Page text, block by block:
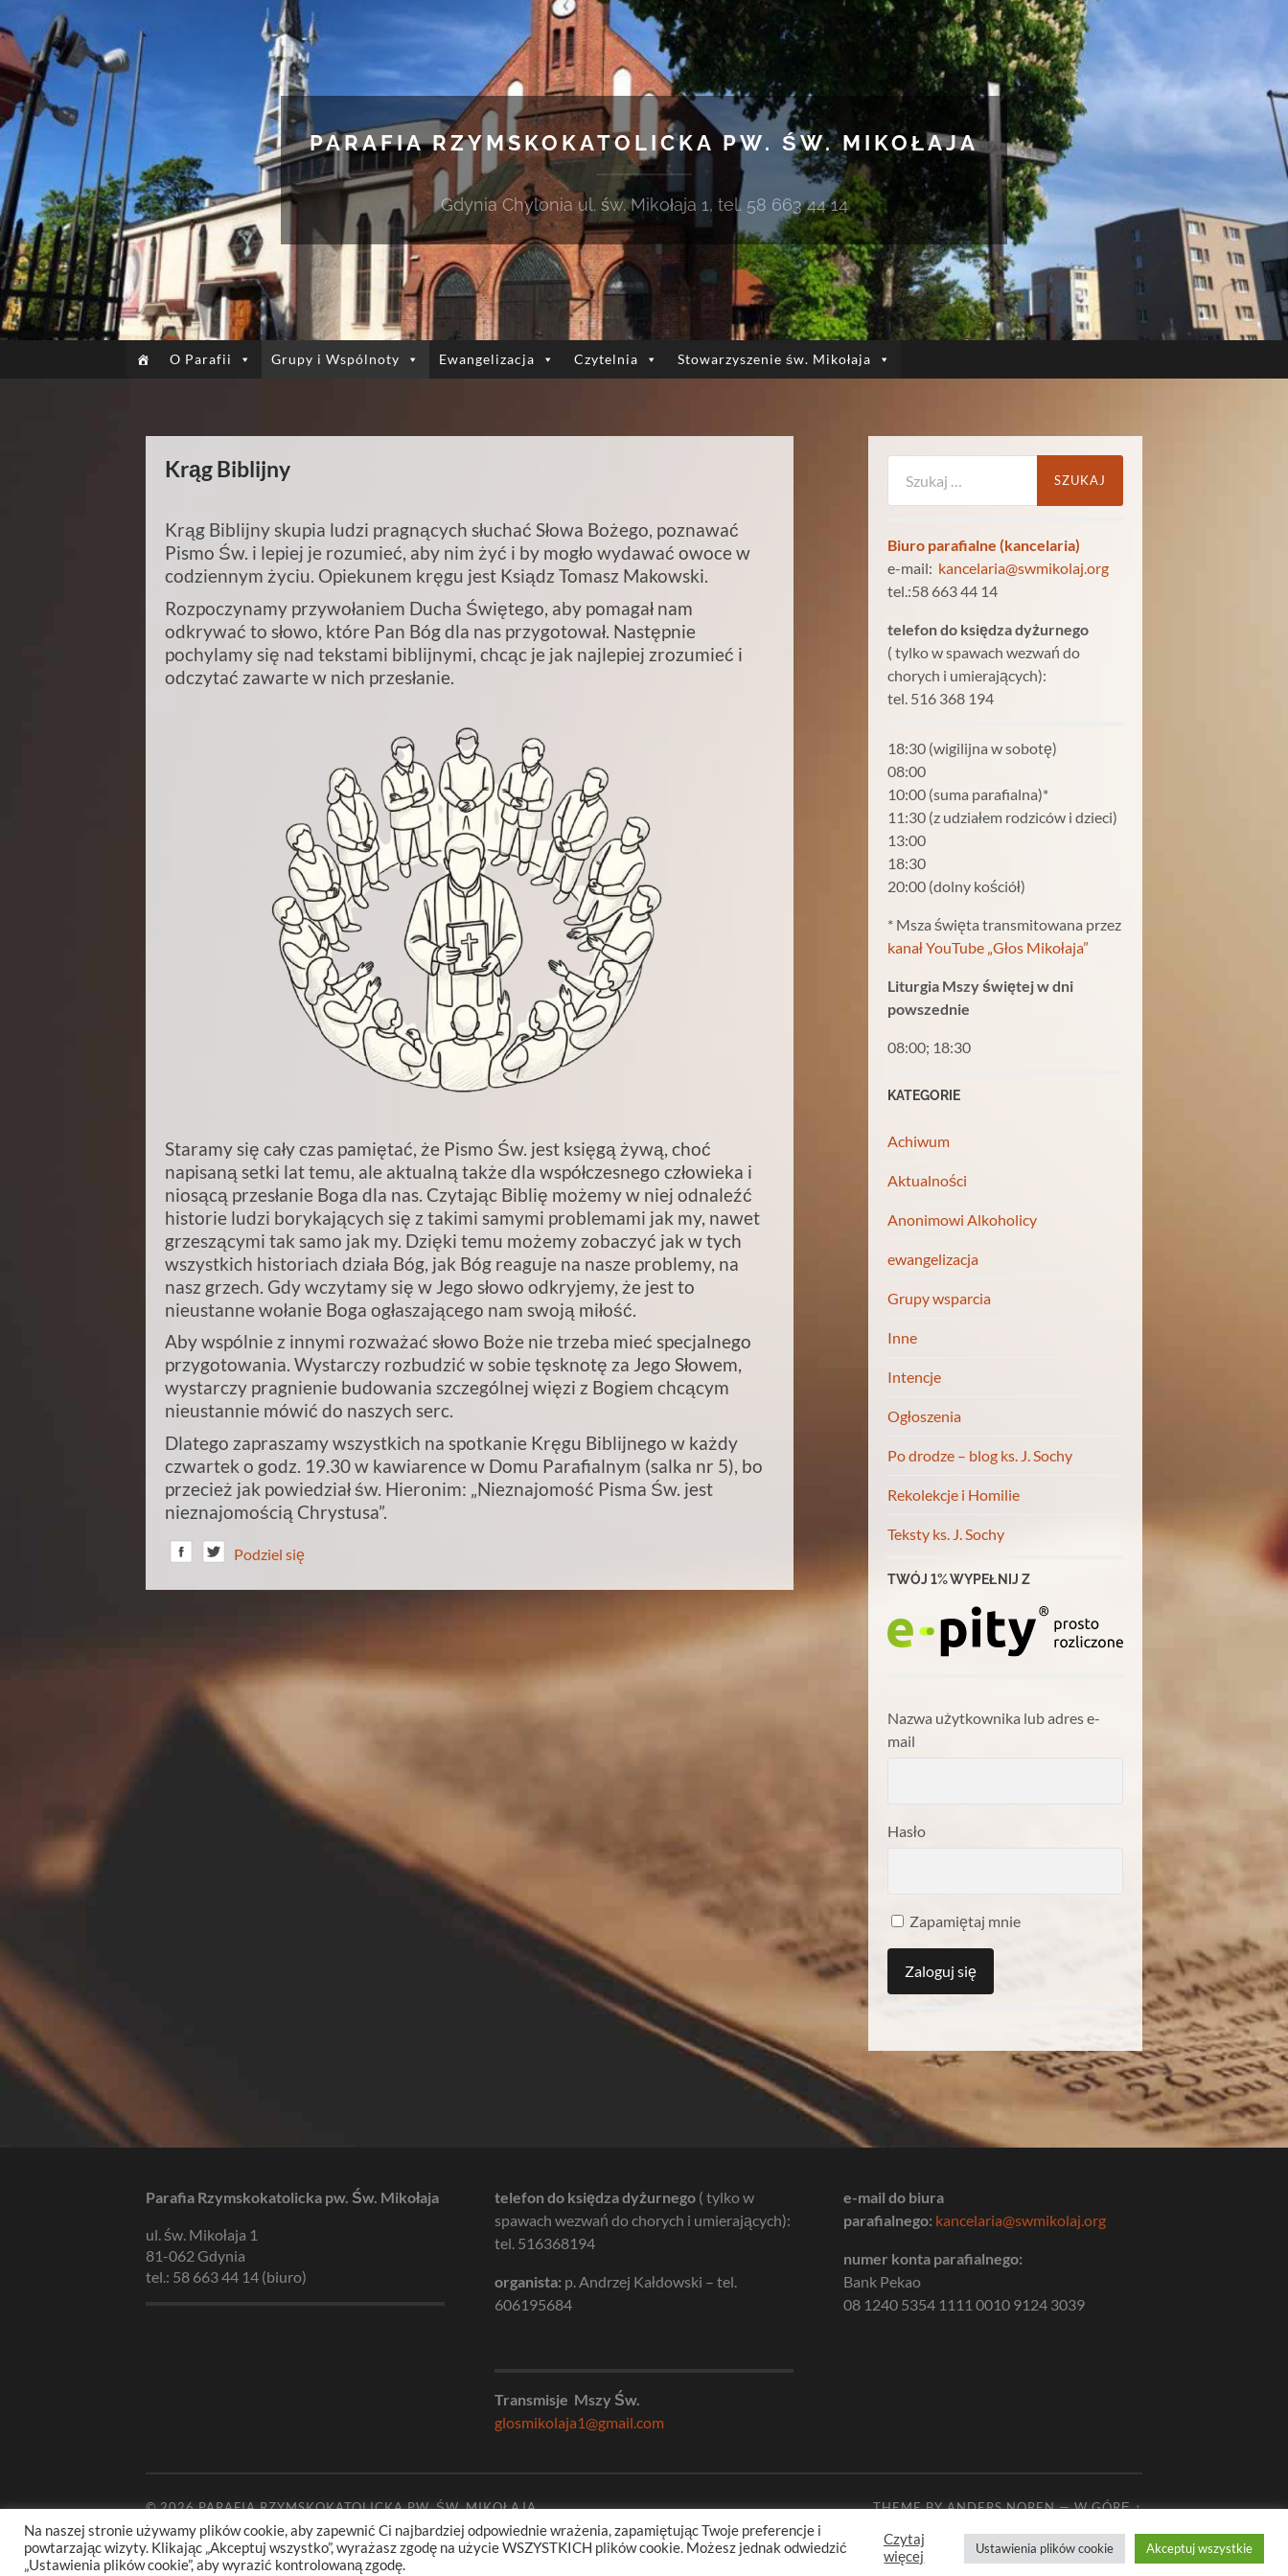
PARAFIA RZYMSKOKATOLICKA PW. ŚW. MIKOŁAJA
Gdynia Chylonia ul. św. Mikołaja 1, tel. 58 663 44 14
O Parafii Grupy i Wspólnoty Ewangelizacja Czytelnia Stowarzyszenie św. Mikołaja
Krąg Biblijny
Krąg Biblijny skupia ludzi pragnących słuchać Słowa Bożego, poznawać
Pismo Św. i lepiej je rozumieć, aby nim żyć i by mogło wydawać owoce w
codziennym życiu. Opiekunem kręgu jest Ksiądz Tomasz Makowski.
Rozpoczynamy przywołaniem Ducha Świętego, aby pomagał nam
odkrywać to słowo, które Pan Bóg dla nas przygotował. Następnie
pochylamy się nad tekstami biblijnymi, chcąc je jak najlepiej zrozumieć i
odczytać zawarte w nich przesłanie.
Staramy się cały czas pamiętać, że Pismo Św. jest księgą żywą, choć
napisaną setki lat temu, ale aktualną także dla współczesnego człowieka i
niosącą przesłanie Boga dla nas. Czytając Biblię możemy w niej odnaleźć
historie ludzi borykających się z takimi samymi problemami jak my, nawet
grzeszącymi tak samo jak my. Dzięki temu możemy zobaczyć jak w tych
wszystkich historiach działa Bóg, jak Bóg reaguje na nasze problemy, na
nasz grzech. Gdy wczytamy się w Jego słowo odkryjemy, że jest to
nieustanne wołanie Boga ogłaszającego nam swoją miłość.
Aby wspólnie z innymi rozważać słowo Boże nie trzeba mieć specjalnego
przygotowania. Wystarczy rozbudzić w sobie tęsknotę za Jego Słowem,
wystarczy pragnienie budowania szczególnej więzi z Bogiem chcącym
nieustannie mówić do naszych serc.
Dlatego zapraszamy wszystkich na spotkanie Kręgu Biblijnego w każdy
czwartek o godz. 19.30 w kawiarence w Domu Parafialnym (salka nr 5), bo
przecież jak powiedział św. Hieronim: „Nieznajomość Pisma Św. jest
nieznajomością Chrystusa”.
Podziel się
Biuro parafialne (kancelaria)
e-mail: kancelaria@swmikolaj.org
tel.:58 663 44 14
telefon do księdza dyżurnego
( tylko w spawach wezwań do
chorych i umierających):
tel. 516 368 194
18:30 (wigilijna w sobotę)
08:00
10:00 (suma parafialna)*
11:30 (z udziałem rodziców i dzieci)
13:00
18:30
20:00 (dolny kościół)
* Msza święta transmitowana przez
kanał YouTube „Głos Mikołaja”
Liturgia Mszy świętej w dni
powszednie
08:00; 18:30
KATEGORIE
Achiwum
Aktualności
Anonimowi Alkoholicy
ewangelizacja
Grupy wsparcia
Inne
Intencje
Ogłoszenia
Po drodze – blog ks. J. Sochy
Rekolekcje i Homilie
Teksty ks. J. Sochy
TWÓJ 1% WYPEŁNIJ Z
Nazwa użytkownika lub adres e-
mail
Hasło
Zapamiętaj mnie
Parafia Rzymskokatolicka pw. Św. Mikołaja
ul. św. Mikołaja 1
81-062 Gdynia
tel.: 58 663 44 14 (biuro)
telefon do księdza dyżurnego ( tylko w
spawach wezwań do chorych i umierających):
tel. 516368194
organista: p. Andrzej Kałdowski – tel.
606195684
Transmisje Mszy Św.
glosmikolaja1@gmail.com
e-mail do biura
parafialnego: kancelaria@swmikolaj.org
numer konta parafialnego:
Bank Pekao
08 1240 5354 1111 0010 9124 3039
© 2026PARAFIA RZYMSKOKATOLICKA PW. ŚW. MIKOŁAJA THEME BYANDERS NOREN—W GÓRĘ ↑
Na naszej stronie używamy plików cookie, aby zapewnić Ci najbardziej odpowiednie wrażenia, zapamiętując Twoje preferencje i
powtarzając wizyty. Klikając „Akceptuj wszystko”, wyrażasz zgodę na użycie WSZYSTKICH plików cookie. Możesz jednak odwiedzić
„Ustawienia plików cookie”, aby wyrazić kontrolowaną zgodę.
Czytaj
więcej
Ustawienia plików cookie Akceptuj wszystkie